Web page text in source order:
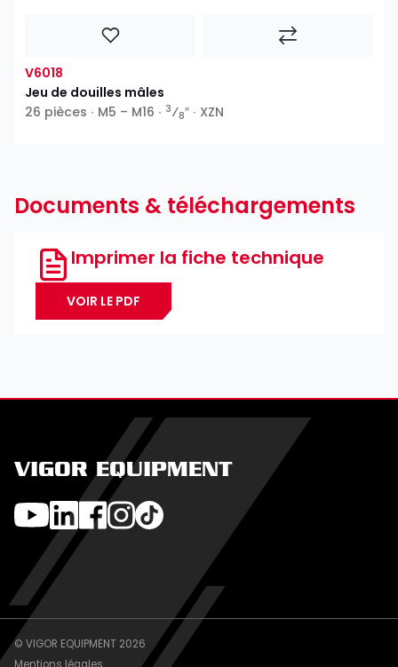
V6018
Jeu de douilles mâles
26 pièces ∙ M5 – M16 ∙ 3⁄8″ ∙ XZN
Documents & téléchargements
Imprimer la fiche technique
VOIR LE PDF
VIGOR EQUIPMENT
© VIGOR EQUIPMENT 2026